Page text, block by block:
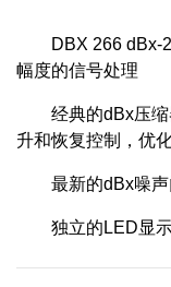
DBX 266 dBx-
幅度的信号处理
经典的dBx压
升和恢复控制，优
最新的dBx噪
独立的LED显